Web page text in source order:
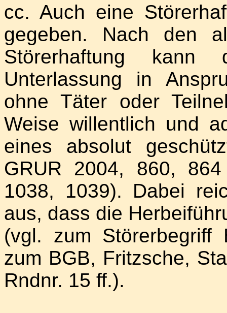
cc. Auch eine
gegeben. Nach den
Störerhaftung
Unterlassung in
ohne Täter oder
Weise willentlich und
eines absolut
GRUR 2004, 860,
1038, 1039). Dabei
aus, dass die
(vgl. zum Störerbegriff
zum BGB, Fritzsche,
Rndnr. 15 ff.).